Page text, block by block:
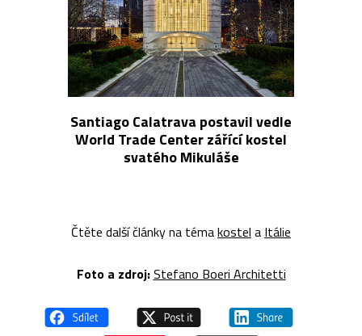
Santiago Calatrava postavil vedle
World Trade Center zářící kostel
svatého Mikuláše
Čtěte další články na témakostel a Itálie
Foto a zdroj:Stefano Boeri Architetti